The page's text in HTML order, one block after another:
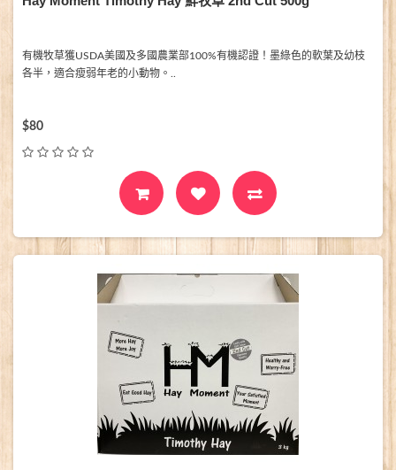
有機牧草獲USDA美國及多國農業部100%有機認證！墨綠色的軟葉及幼枝
各半，適合瘦弱年老的小動物。..
$80